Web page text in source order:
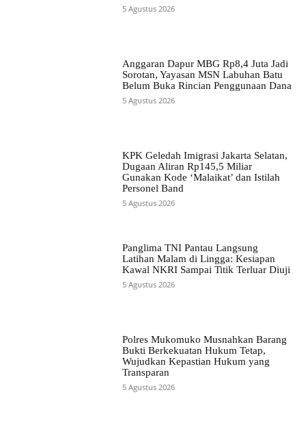
5 Agustus 2026
Anggaran Dapur MBG Rp8,4 Juta Jadi
Sorotan, Yayasan MSN Labuhan Batu
Belum Buka Rincian Penggunaan Dana
5 Agustus 2026
KPK Geledah Imigrasi Jakarta Selatan,
Dugaan Aliran Rp145,5 Miliar
Gunakan Kode ‘Malaikat’ dan Istilah
Personel Band
5 Agustus 2026
Panglima TNI Pantau Langsung
Latihan Malam di Lingga: Kesiapan
Kawal NKRI Sampai Titik Terluar Diuji
5 Agustus 2026
Polres Mukomuko Musnahkan Barang
Bukti Berkekuatan Hukum Tetap,
Wujudkan Kepastian Hukum yang
Transparan
5 Agustus 2026